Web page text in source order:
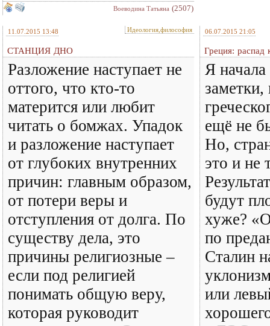
Воеводина Татьяна (2507)
11.07.2015 13:48 Идеология,философия
СТАНЦИЯ ДНО
Разложение наступает не
оттого, что кто-то
матерится или любит
читать о бомжах. Упадок
и разложение наступает
от глубоких внутренних
причин: главным образом,
от потери веры и
отступления от долга. По
существу дела, это
причины религиозные –
если под религией
понимать общую веру,
которая руководит
06.07.2015 21:05
Греция: распад
Я начала
заметки,
ещё не
Но,
это и не
будут
хуже?
по
Сталин
или